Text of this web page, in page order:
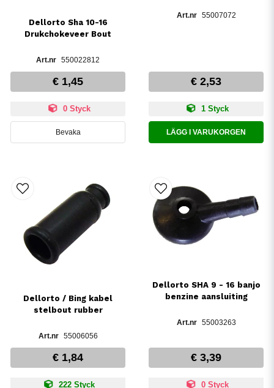
Dellorto Sha 10-16
Drukchokeveer Bout
550022812
€ 1,45
0 Styck
Bevaka
55007072
€ 2,53
1 Styck
LÄGG I VARUKORGEN
Dellorto / Bing kabel
stelbout rubber
55006056
€ 1,84
222 Styck
Dellorto SHA 9 - 16 banjo
benzine aansluiting
55003263
€ 3,39
0 Styck